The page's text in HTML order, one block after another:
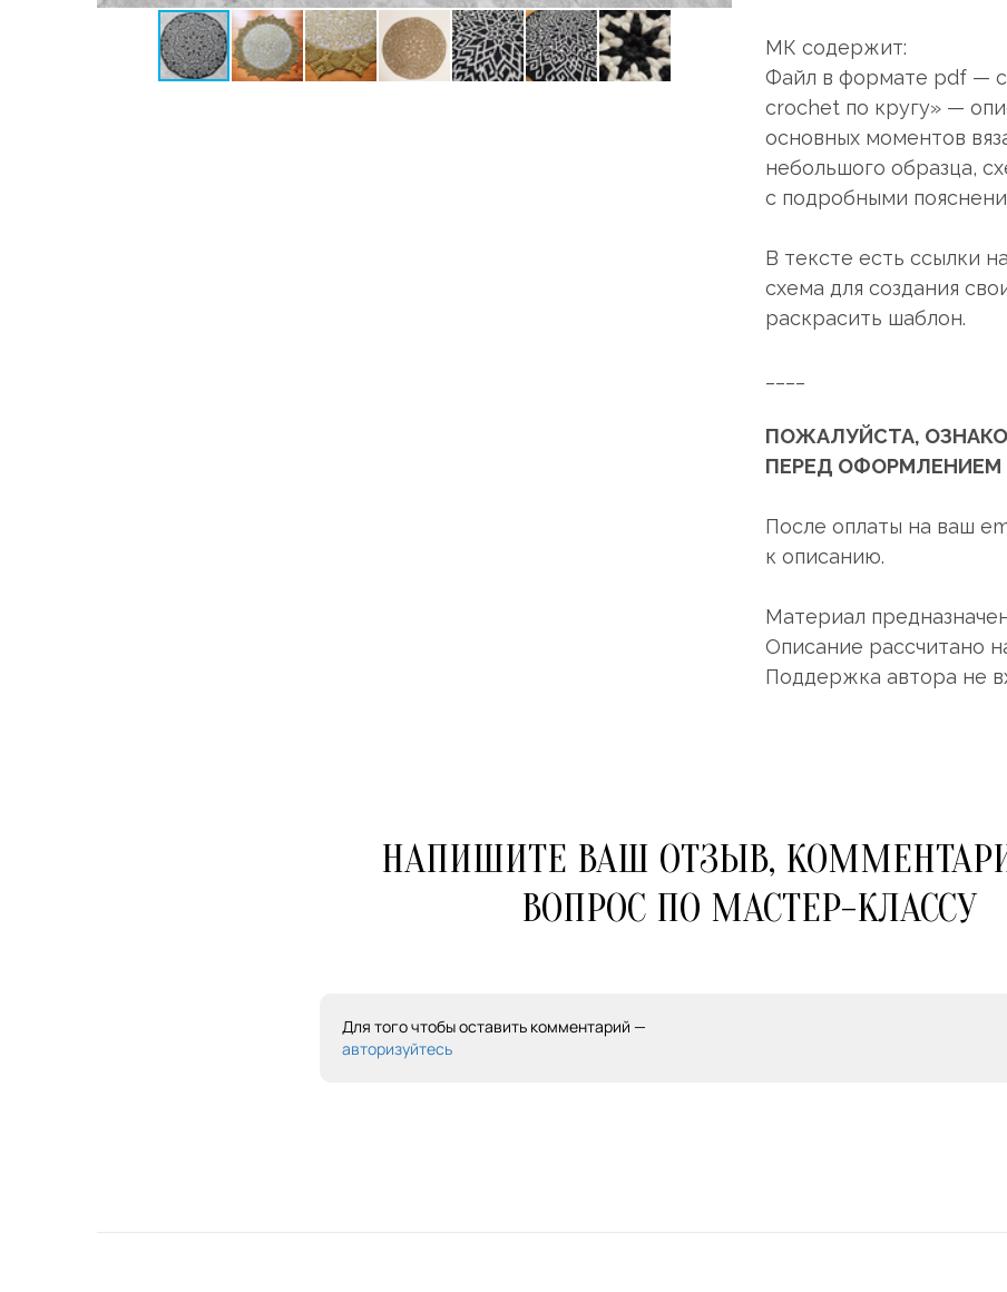
МК содержит:
Файл в формате pdf — с
crochet по кругу» —
основных моментов
небольшого образца,
с подробными
В тексте есть ссылки
схема для создания
раскрасить шаблон.
ПОЖАЛУЙСТА,
ПЕРЕД ОФОРМЛЕНИЕМ
После оплаты на ваш
к описанию.
Материал
Описание рассчитано
Поддержка автора не
НАПИШИТЕ ВАШ ОТЗЫВ,
ВОПРОС ПО МАСТЕР-КЛАССУ
Для того чтобы оставить комментарий —
авторизуйтесь